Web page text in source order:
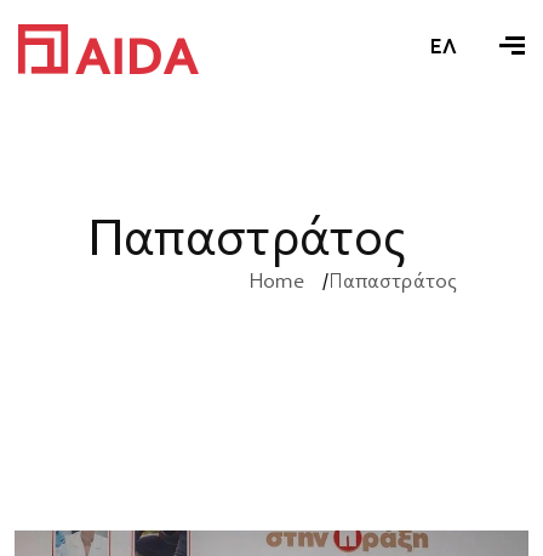
ΕΛ
Παπαστράτος
Home Παπαστράτος